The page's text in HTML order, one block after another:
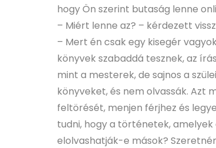
hogy Ön szerint butaság lenne
– Miért lenne az? – kérdezett
– Mert én csak egy kisegér
könyvek szabaddá tesznek, az
mint a mesterek, de sajnos a
könyveket, és nem olvassák. Azt
feltörését, menjen férjhez és
tudni, hogy a történetek,
elolvashatják-e mások?